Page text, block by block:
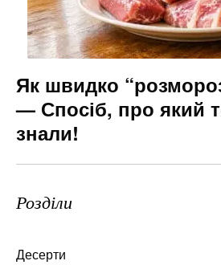
Як швидко
— Спосіб, про який
знали!
Розділи
Десерти